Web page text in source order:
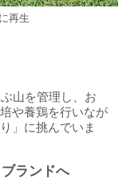
再生
山を管理し、お
や養鶏を行いなが
」に挑んでいま
ランドへ